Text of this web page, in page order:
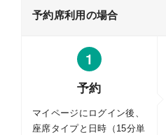
予約席利用の場合
1
予約
マイページにログイン後、
座席タイプと日時（15分単